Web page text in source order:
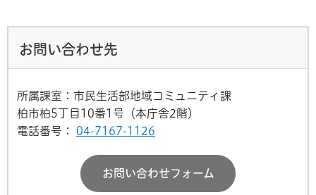
お問い合わせ先
所属課室：市民生活部地域コミュニティ課
柏市柏5丁目10番1号（本庁舎2階）
電話番号：
04-7167-1126
お問い合わせフォーム